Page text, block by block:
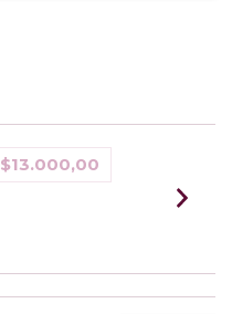
$13.000,00